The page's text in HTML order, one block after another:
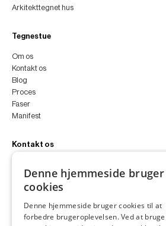
Arkitekttegnet hus
Tegnestue
Om os
Kontakt os
Blog
Proces
Faser
Manifest
Kontakt os
+45 4252 0011
VA11a
2300 København S
Denne hjemmeside bruger
cookies
Denne hjemmeside bruger cookies til at
forbedre brugeroplevelsen. Ved at bruge